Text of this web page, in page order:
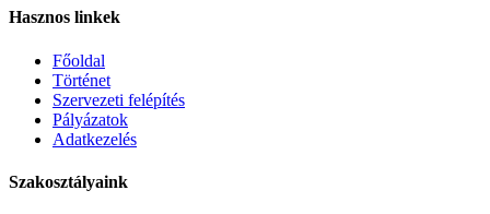
Hasznos linkek
Főoldal
Történet
Szervezeti felépítés
Pályázatok
Adatkezelés
Szakosztályaink